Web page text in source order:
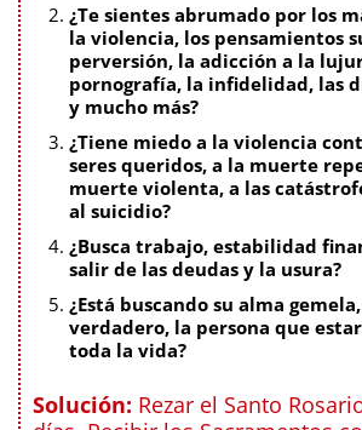
¿Te sientes abrumado por los
la violencia, los pensamientos
perversión, la adicción a la
pornografía, la infidelidad, las
y mucho más?
¿Tiene miedo a la violencia
seres queridos, a la muerte
muerte violenta, a las
al suicidio?
¿Busca trabajo, estabilidad
salir de las deudas y la usura?
¿Está buscando su alma
verdadero, la persona que
toda la vida?
Solución: Rezar el Santo